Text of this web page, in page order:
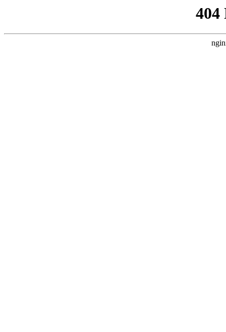
404